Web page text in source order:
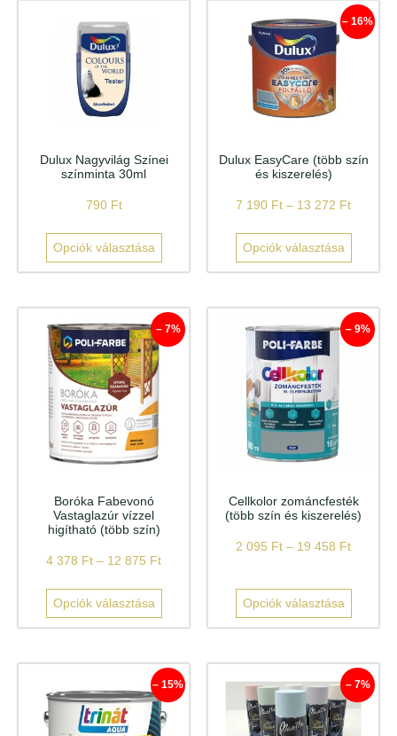
Dulux Nagyvilág Színei
színminta 30ml
790 Ft
Opciók választása
– 16%
Dulux EasyCare (több szín
és kiszerelés)
7 190 Ft – 13 272 Ft
Opciók választása
– 7%
Boróka Fabevonó
Vastaglazúr vízzel
higítható (több szín)
4 378 Ft – 12 875 Ft
Opciók választása
– 9%
Cellkolor zománcfesték
(több szín és kiszerelés)
2 095 Ft – 19 458 Ft
Opciók választása
– 15% – 7%